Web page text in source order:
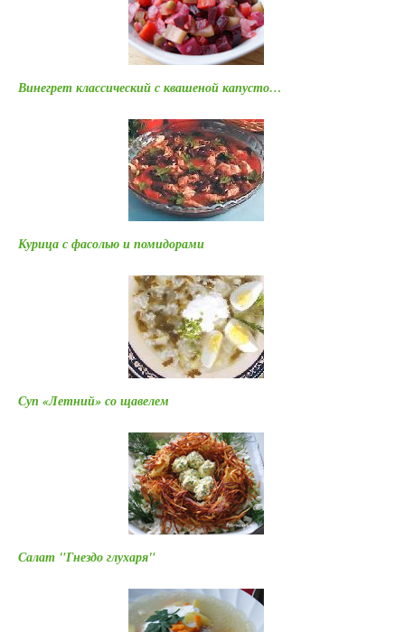
Винегрет классический с квашеной капусто…
Курица с фасолью и помидорами
Суп «Летний» со щавелем
Салат "Гнездо глухаря"